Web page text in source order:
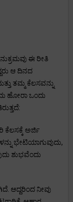
ಈ ರೀತಿ
ಆ ದಿನದ
ತಮ್ಮ ಕೆಲಸವನ್ನು
ಹೋರಾ ಒಂದು
ಕೆಲಸಕ್ಕೆ ಅರ್ಜಿ
ಭೇಟಿಯಾಗುವುದು,
ಶುಭವೆಂದು
ಆದ್ದರಿಂದ ನೀವು